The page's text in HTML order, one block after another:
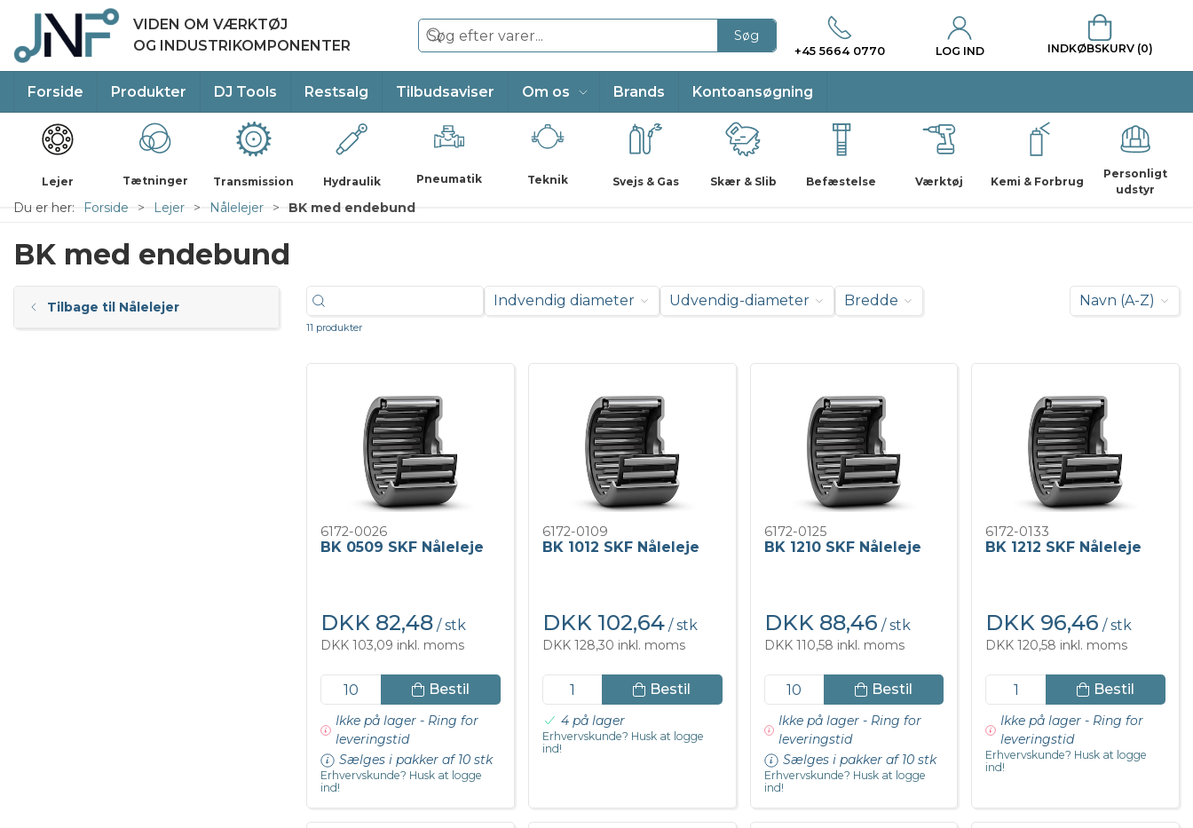
VIDEN OM VÆRKTØJ
OG INDUSTRIKOMPONENTER
Søg
+45 5664 0770 LOG IND INDKØBSKURV (0)
Forside Produkter DJ Tools Restsalg Tilbudsaviser Om os Brands Kontoansøgning
Lejer Tætninger Transmission Hydraulik Pneumatik Teknik Svejs & Gas Skær & Slib Befæstelse Værktøj Kemi & Forbrug
Personligt
udstyr
Du er her: Forside Lejer Nålelejer BK med endebund
BK med endebund
Tilbage til Nålelejer Indvendig diameter Udvendig-diameter Bredde Navn (A-Z)
11 produkter
6172-0026
BK 0509 SKF Nåleleje
DKK 82,48 / stk
DKK 103,09 inkl. moms
Bestil
Ikke på lager - Ring for
leveringstid
Sælges i pakker af 10 stk
Erhvervskunde? Husk at logge
ind!
6172-0109
BK 1012 SKF Nåleleje
DKK 102,64 / stk
DKK 128,30 inkl. moms
Bestil
4 på lager
Erhvervskunde? Husk at logge
ind!
6172-0125
BK 1210 SKF Nåleleje
DKK 88,46 / stk
DKK 110,58 inkl. moms
Bestil
Ikke på lager - Ring for
leveringstid
Sælges i pakker af 10 stk
Erhvervskunde? Husk at logge
ind!
6172-0133
BK 1212 SKF Nåleleje
DKK 96,46 / stk
DKK 120,58 inkl. moms
Bestil
Ikke på lager - Ring for
leveringstid
Erhvervskunde? Husk at logge
ind!